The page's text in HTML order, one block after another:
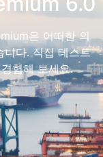
은 어떠한 의
니다. 직접 테스트
험해 보세요.